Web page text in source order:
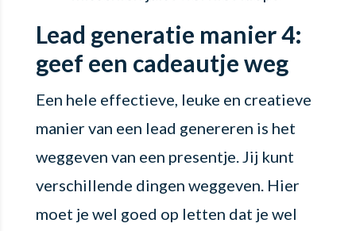
Lead generatie manier 4:
geef een cadeautje weg
Een hele effectieve, leuke en creatieve
manier van een lead genereren is het
weggeven van een presentje. Jij kunt
verschillende dingen weggeven. Hier
moet je wel goed op letten dat je wel